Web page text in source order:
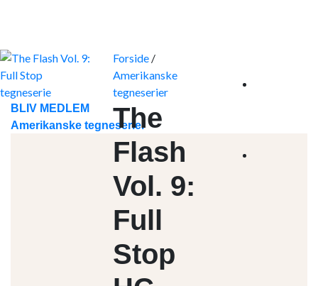
BLIV MEDLEM
Amerikanske tegneserier
Forside /
Amerikanske
tegneserier
The
Flash
Vol. 9:
Full
Stop